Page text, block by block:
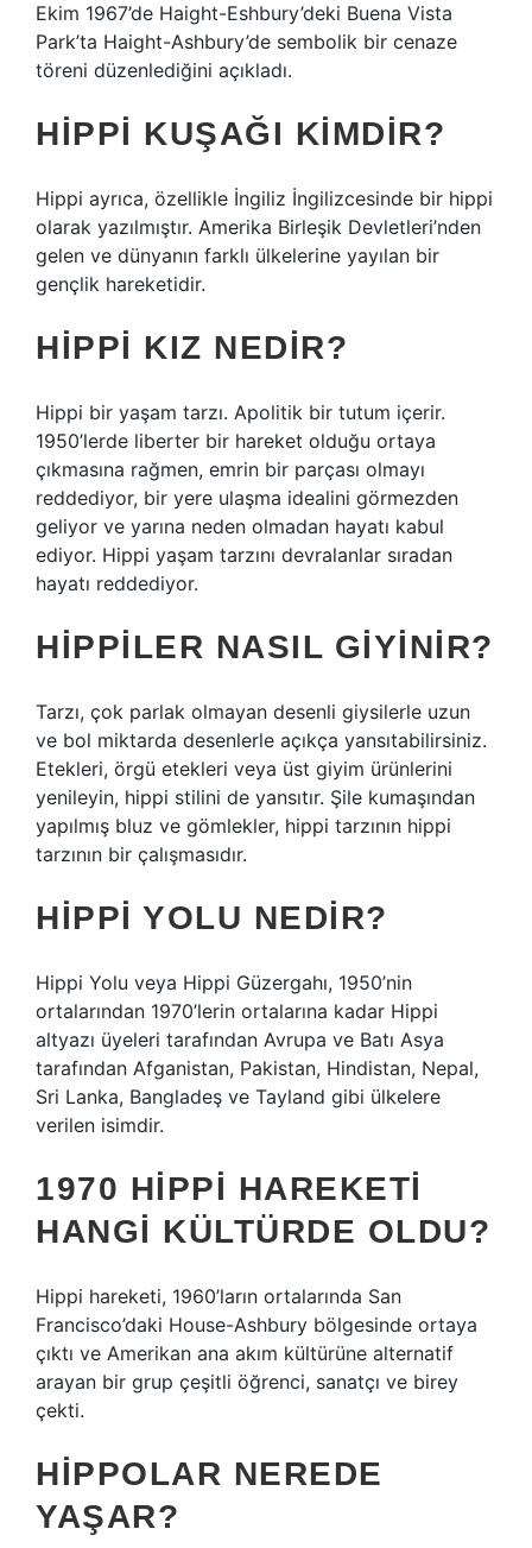
Ekim 1967’de Haight-Eshbury’deki Buena Vista
Park’ta Haight-Ashbury’de sembolik bir cenaze
töreni düzenlediğini açıkladı.
HIPPI KUŞAĞI KIMDIR?
Hippi ayrıca, özellikle İngiliz İngilizcesinde bir hippi
olarak yazılmıştır. Amerika Birleşik Devletleri’nden
gelen ve dünyanın farklı ülkelerine yayılan bir
gençlik hareketidir.
HIPPI KIZ NEDIR?
Hippi bir yaşam tarzı. Apolitik bir tutum içerir.
1950’lerde liberter bir hareket olduğu ortaya
çıkmasına rağmen, emrin bir parçası olmayı
reddediyor, bir yere ulaşma idealini görmezden
geliyor ve yarına neden olmadan hayatı kabul
ediyor. Hippi yaşam tarzını devralanlar sıradan
hayatı reddediyor.
HIPPILER NASIL GIYINIR?
Tarzı, çok parlak olmayan desenli giysilerle uzun
ve bol miktarda desenlerle açıkça yansıtabilirsiniz.
Etekleri, örgü etekleri veya üst giyim ürünlerini
yenileyin, hippi stilini de yansıtır. Şile kumaşından
yapılmış bluz ve gömlekler, hippi tarzının hippi
tarzının bir çalışmasıdır.
HIPPI YOLU NEDIR?
Hippi Yolu veya Hippi Güzergahı, 1950’nin
ortalarından 1970’lerin ortalarına kadar Hippi
altyazı üyeleri tarafından Avrupa ve Batı Asya
tarafından Afganistan, Pakistan, Hindistan, Nepal,
Sri Lanka, Bangladeş ve Tayland gibi ülkelere
verilen isimdir.
1970 HIPPI HAREKETI
HANGI KÜLTÜRDE OLDU?
Hippi hareketi, 1960’ların ortalarında San
Francisco’daki House-Ashbury bölgesinde ortaya
çıktı ve Amerikan ana akım kültürüne alternatif
arayan bir grup çeşitli öğrenci, sanatçı ve birey
çekti.
HIPPOLAR NEREDE
YAŞAR?